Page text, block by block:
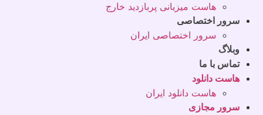
هاست میزبانی پربازدید خارج
سرور اختصاصی
سرور اختصاصی ایران
وبلاگ
تماس با ما
هاست دانلود
هاست دانلود ایران
سرور مجازی